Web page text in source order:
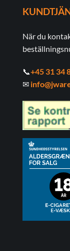
När du
📞+45 31 34
✉